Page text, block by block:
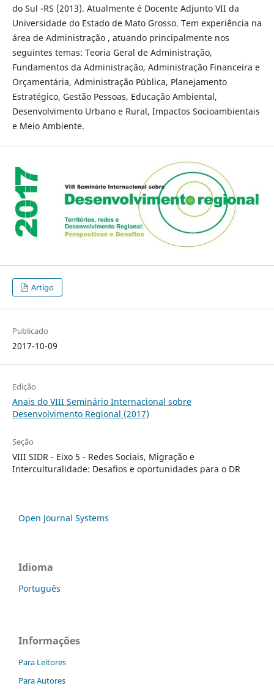
do Sul -RS (2013). Atualmente é Docente Adjunto VII da
Universidade do Estado de Mato Grosso. Tem experiência na
área de Administração , atuando principalmente nos
seguintes temas: Teoria Geral de Administração,
Fundamentos da Administração, Administração Financeira e
Orçamentária, Administração Pública, Planejamento
Estratégico, Gestão Pessoas, Educação Ambiental,
Desenvolvimento Urbano e Rural, Impactos Socioambientais
e Meio Ambiente.
Artigo
Publicado
2017-10-09
Edição
Anais do VIII Seminário Internacional sobre
Desenvolvimento Regional (2017)
Seção
VIII SIDR - Eixo 5 - Redes Sociais, Migração e
Interculturalidade: Desafios e oportunidades para o DR
Open Journal Systems
Idioma
Português
Informações
Para Leitores
Para Autores